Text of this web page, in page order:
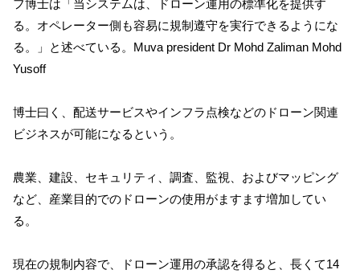
フ博士は「当システムは、ドローン運用の標準化を提供す
る。オペレーター側も容易に規制遵守を実行できるようにな
る。」と述べている。Muva president Dr Mohd Zaliman Mohd
Yusoff
博士曰く、配送サービスやインフラ点検などのドローン関連
ビジネスが可能になるという。
農業、建設、セキュリティ、調査、監視、およびマッピング
など、産業目的でのドローンの使用がますます増加してい
る。
現在の規制内容で、ドローン運用の承認を得ると、長くて14